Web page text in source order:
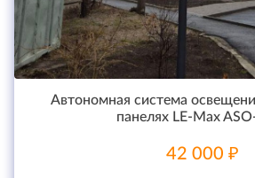
Автономная система
панелях LE-Max
42 000 ₽